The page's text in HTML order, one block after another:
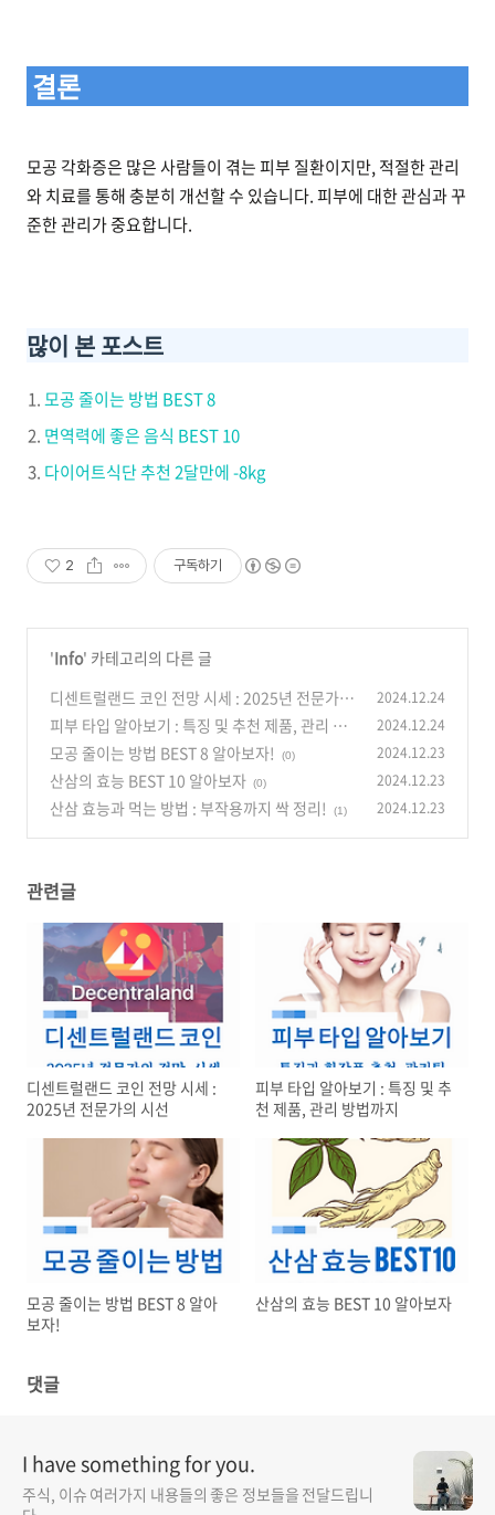
결론
모공 각화증은 많은 사람들이 겪는 피부 질환이지만, 적절한 관리
와 치료를 통해 충분히 개선할 수 있습니다. 피부에 대한 관심과 꾸
준한 관리가 중요합니다.
많이 본 포스트
모공 줄이는 방법 BEST 8
면역력에 좋은 음식 BEST 10
다이어트식단 추천 2달만에 -8kg
2 구독하기
'Info' 카테고리의 다른 글
디센트럴랜드 코인 전망 시세 : 2025년 전문가의
시선
(0)
2024.12.24
피부 타입 알아보기 : 특징 및 추천 제품, 관리 방
법까지 (2)
2024.12.24
모공 줄이는 방법 BEST 8 알아보자! (0) 2024.12.23
산삼의 효능 BEST 10 알아보자 (0) 2024.12.23
산삼 효능과 먹는 방법 : 부작용까지 싹 정리! (1) 2024.12.23
관련글
디센트럴랜드 코인 전망 시세 :
2025년 전문가의 시선
피부 타입 알아보기 : 특징 및 추
천 제품, 관리 방법까지
모공 줄이는 방법 BEST 8 알아
보자!
산삼의 효능 BEST 10 알아보자
댓글
I have something for you.
주식, 이슈 여러가지 내용들의 좋은 정보들을 전달드립니